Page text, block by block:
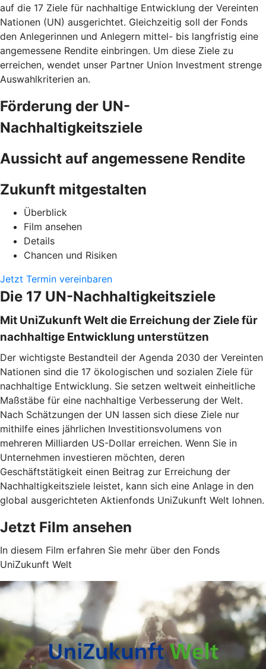
auf die 17 Ziele für nachhaltige Entwicklung der Vereinten
Nationen (UN) ausgerichtet. Gleichzeitig soll der Fonds
den Anlegerinnen und Anlegern mittel- bis langfristig eine
angemessene Rendite einbringen. Um diese Ziele zu
erreichen, wendet unser Partner Union Investment strenge
Auswahlkriterien an.
Förderung der UN-
Nachhaltigkeitsziele
Aussicht auf angemessene Rendite
Zukunft mitgestalten
Überblick
Film ansehen
Details
Chancen und Risiken
Jetzt Termin vereinbaren
Die 17 UN-Nachhaltigkeitsziele
Mit UniZukunft Welt die Erreichung der Ziele für
nachhaltige Entwicklung unterstützen
Der wichtigste Bestandteil der Agenda 2030 der Vereinten
Nationen sind die 17 ökologischen und sozialen Ziele für
nachhaltige Entwicklung. Sie setzen weltweit einheitliche
Maßstäbe für eine nachhaltige Verbesserung der Welt.
Nach Schätzungen der UN lassen sich diese Ziele nur
mithilfe eines jährlichen Investitionsvolumens von
mehreren Milliarden US-Dollar erreichen. Wenn Sie in
Unternehmen investieren möchten, deren
Geschäftstätigkeit einen Beitrag zur Erreichung der
Nachhaltigkeitsziele leistet, kann sich eine Anlage in den
global ausgerichteten Aktienfonds UniZukunft Welt lohnen.
Jetzt Film ansehen
In diesem Film erfahren Sie mehr über den Fonds
UniZukunft Welt